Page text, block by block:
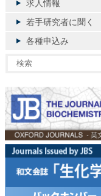
求人情報
若手研究者に聞く
各種申込み